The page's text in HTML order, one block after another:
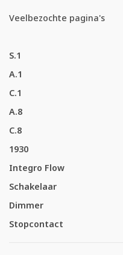
Veelbezochte pagina's
S.1
A.1
C.1
A.8
C.8
1930
Integro Flow
Schakelaar
Dimmer
Stopcontact